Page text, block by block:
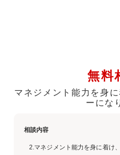
無料
マネジメント能力を身
ーにな
相談内容
2.マネジメント能力を身に着け